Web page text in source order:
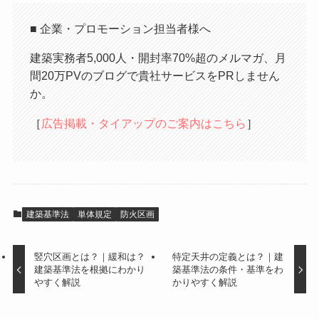
■ 企業・プロモーション担当者様へ
建築実務者5,000人・開封率70%超のメルマガ、月
間20万PVのブログで貴社サービスをPRしません
か。
［ 広告掲載・タイアップのご案内はこちら ］
建築基準法 単体規定 防火区画
竪穴区画とは？｜緩和は？
建築基準法を根拠にわかり
やすく解説
特定天井の定義とは？｜建
築基準法の条件・基準をわ
かりやすく解説